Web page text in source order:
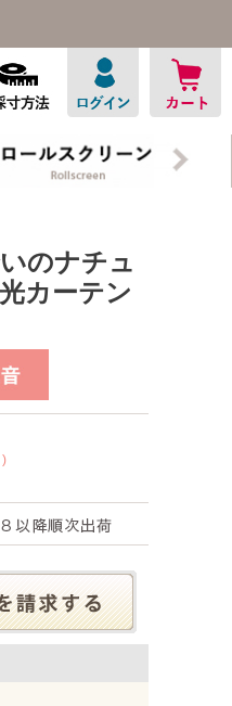
のナチュ
カーテン